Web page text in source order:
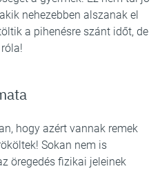
nehezebben alszanak el
a pihenésre szánt időt, de
hogy azért vannak remek
Sokan nem is
öregedés fizikai jeleinek